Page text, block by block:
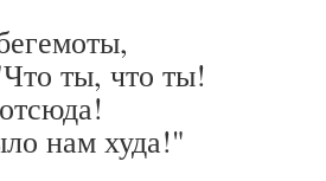
ты, что ты!
нам худа!"